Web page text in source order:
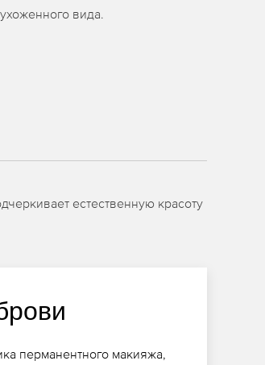
вида.
естественную красоту
перманентного макияжа,